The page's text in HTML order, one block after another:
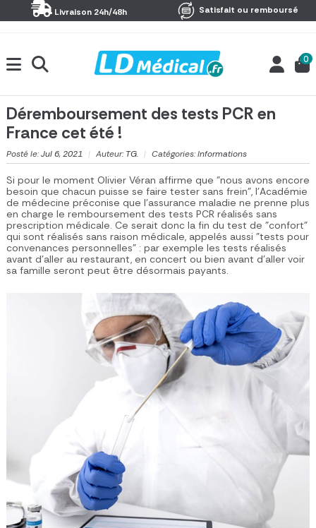
Livraison 24h/48h Satisfait ou remboursé
0
Déremboursement des tests PCR en
France cet été !
Posté le:Jul 6, 2021 | Auteur: TG. | Catégories:Informations
Si pour le moment Olivier Véran affirme que "nous avons encore
besoin que chacun puisse se faire tester sans frein", l'Académie
de médecine préconise que l'assurance maladie ne prenne plus
en charge le remboursement des tests PCR réalisés sans
prescription médicale. Ce serait donc la fin du test de "confort"
qui sont réalisés sans raison médicale, appelés aussi "tests pour
convenances personnelles" : par exemple les tests réalisés
avant d'aller au restaurant, en concert ou bien avant d'aller voir
sa famille seront peut être désormais payants.
Panneau de gestion des cookies